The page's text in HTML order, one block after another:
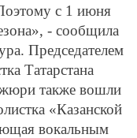
с 1 июня
- сообщила
Председателем
Татарстана
также вошли
«Казанской
вокальным